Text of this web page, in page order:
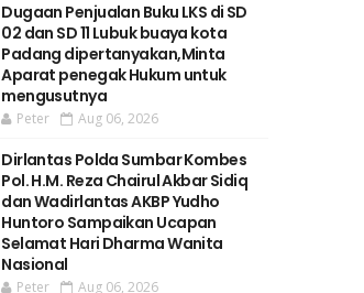
Dugaan Penjualan Buku LKS di SD
02 dan SD 11 Lubuk buaya kota
Padang dipertanyakan,Minta
Aparat penegak Hukum untuk
mengusutnya
Peter Aug 06, 2026
Dirlantas Polda Sumbar Kombes
Pol. H.M. Reza Chairul Akbar Sidiq
dan Wadirlantas AKBP Yudho
Huntoro Sampaikan Ucapan
Selamat Hari Dharma Wanita
Nasional
Peter Aug 06, 2026